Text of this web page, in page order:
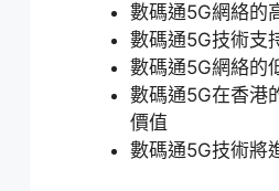
數碼通5G網絡的
數碼通5G技術支
數碼通5G網絡的
數碼通5G在香港
價值
數碼通5G技術將